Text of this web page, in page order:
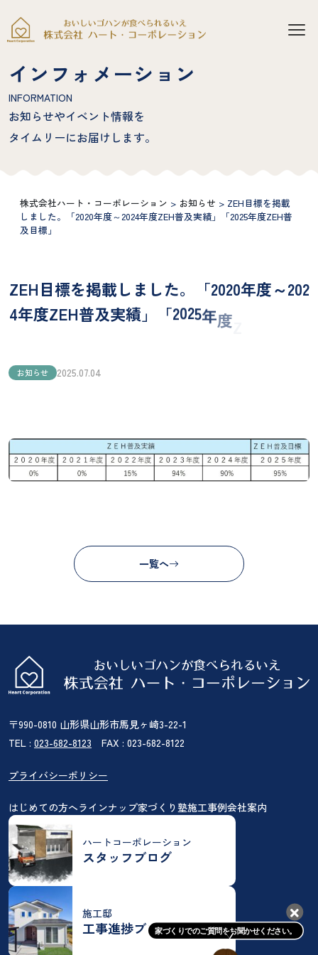
インフォメーション
INFORMATION
お知らせやイベント情報を
タイムリーにお届けします。
株式会社ハート・コーポレーション > お知らせ > ZEH目標を掲載
しました。「2020年度～2024年度ZEH普及実績」「2025年度ZEH普
及目標」
ZEH目標を掲載し ま した。 「2020年度～202
4年度ZEH普及実績 」 「2025年度
お知らせ 2025.07.04
一覧へ
〒990-0810 山形県山形市馬見ヶ崎3-22-1
TEL : 023-682-8123 FAX : 023-682-8122
プライバシーポリシー
はじめての方へラインナップ家づくり塾施工事例会社案内
ハートコーポレーション
スタッフブログ
施工邸
工事進捗ブログ家づくりでのご質問をお聞かせください。